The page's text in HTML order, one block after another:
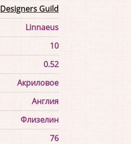
Designers Guild
Linnaeus
10
0.52
Акриловое
Англия
Флизелин
76